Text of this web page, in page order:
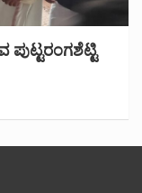
ಪುಟ್ಟರಂಗಶೆಟ್ಟಿ